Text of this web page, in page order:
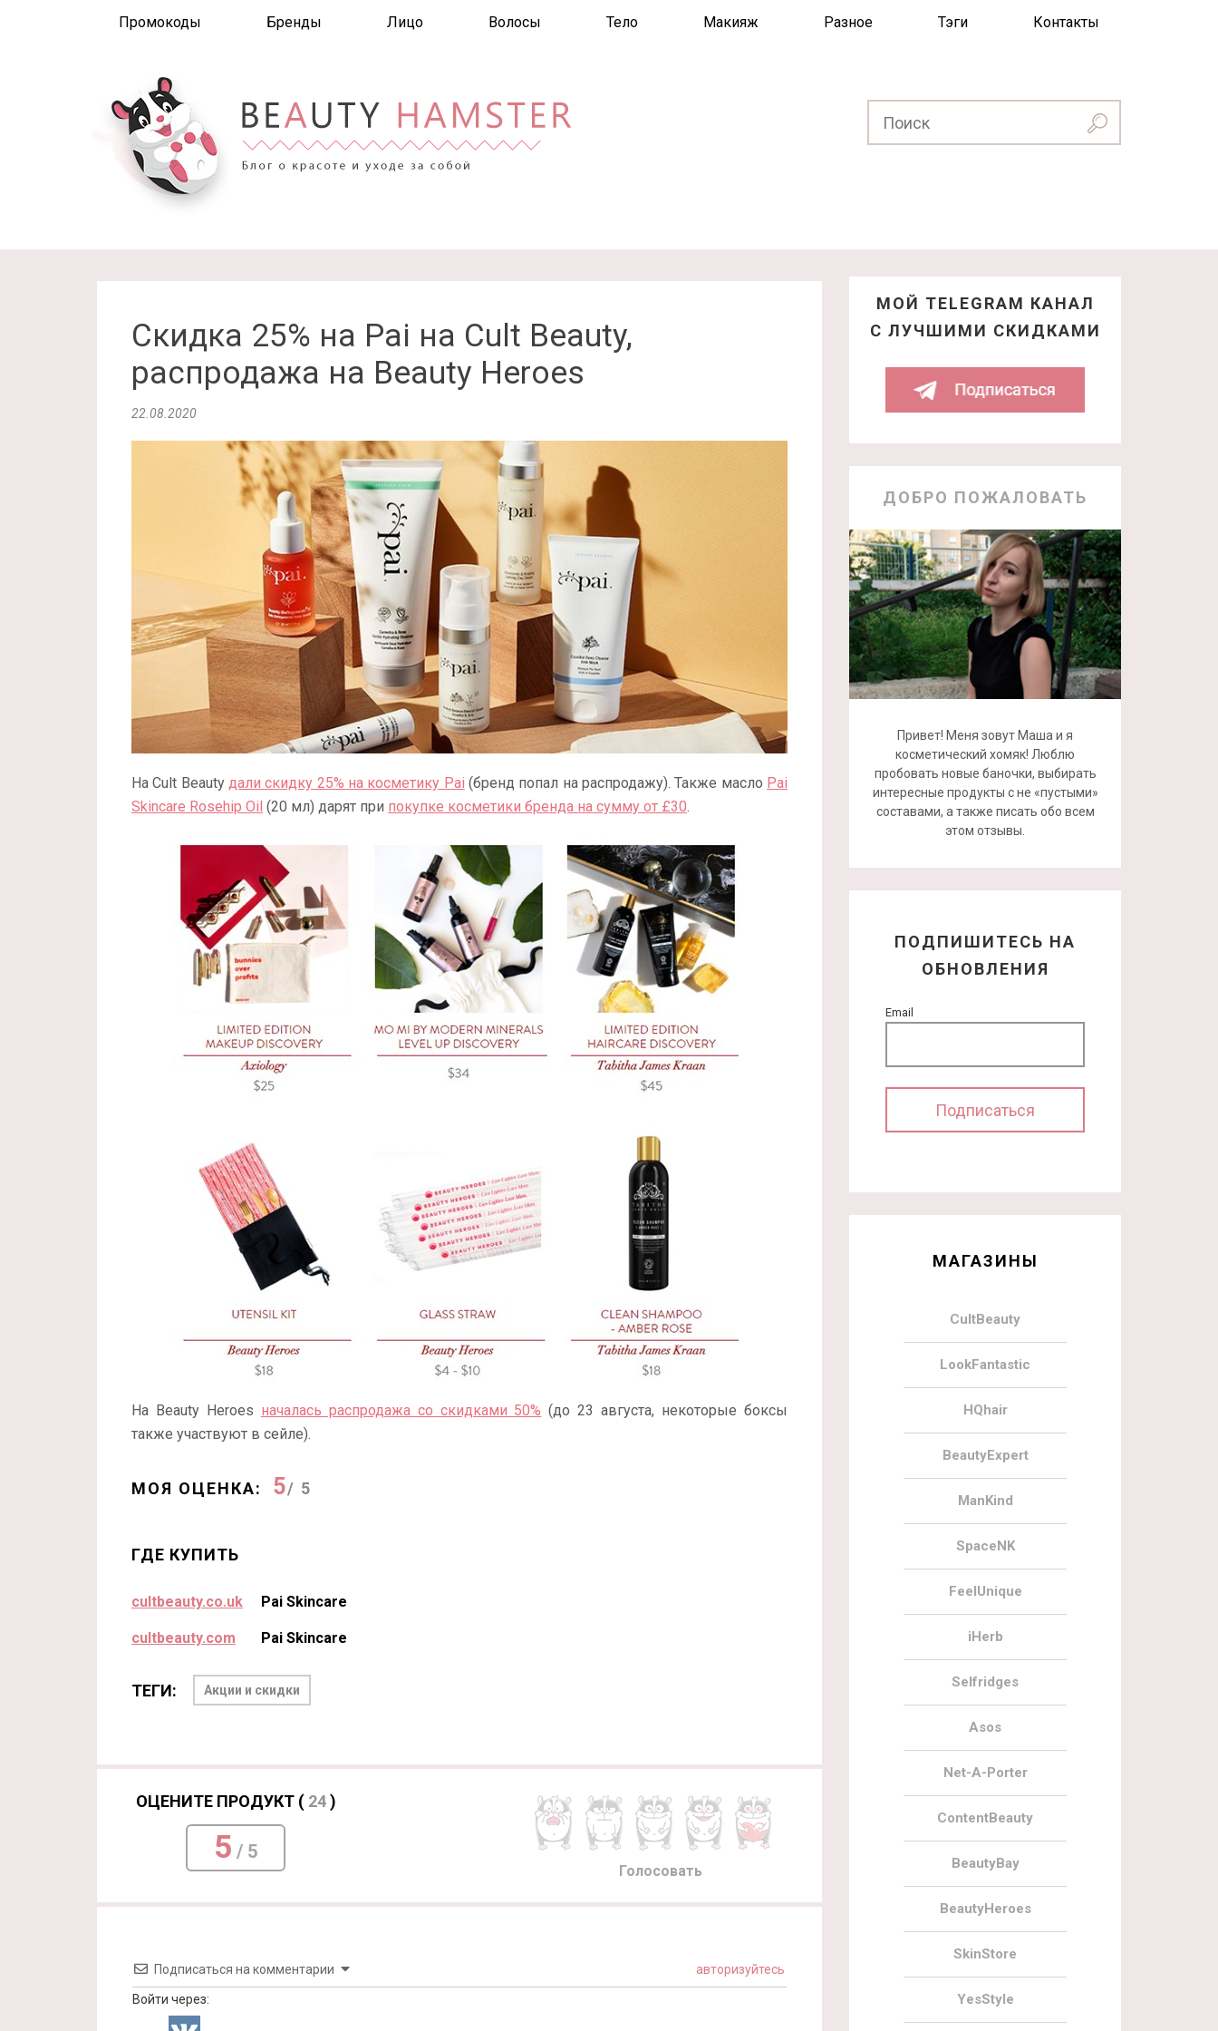
Промокоды Бренды Лицо Волосы Тело Макияж Разное Тэги Контакты
Скидка 25% на Pai на Cult Beauty,
распродажа на Beauty Heroes
22.08.2020
На Cult Beauty дали скидку 25% на косметику Pai (бренд попал на распродажу). Также масло Pai
Skincare Rosehip Oil (20 мл) дарят при покупке косметики бренда на сумму от £30.
На Beauty Heroes началась распродажа со скидками 50% (до 23 августа, некоторые боксы
также участвуют в сейле).
МОЯ ОЦЕНКА: 5/ 5
ГДЕ КУПИТЬ
cultbeauty.co.uk Pai Skincare
cultbeauty.com Pai Skincare
ТЕГИ: Акции и скидки
ОЦЕНИТЕ ПРОДУКТ ( 24)
5 / 5
Голосовать
Подписаться на комментарии авторизуйтесь
Войти через:
МОЙ TELEGRAM КАНАЛ
С ЛУЧШИМИ СКИДКАМИ
ДОБРО ПОЖАЛОВАТЬ
Привет! Меня зовут Маша и я
косметический хомяк! Люблю
пробовать новые баночки, выбирать
интересные продукты с не «пустыми»
составами, а также писать обо всем
этом отзывы.
ПОДПИШИТЕСЬ НА
ОБНОВЛЕНИЯ
Email
МАГАЗИНЫ
CultBeauty
LookFantastic
HQhair
BeautyExpert
ManKind
SpaceNK
FeelUnique
iHerb
Selfridges
Asos
Net-A-Porter
ContentBeauty
BeautyBay
BeautyHeroes
SkinStore
YesStyle